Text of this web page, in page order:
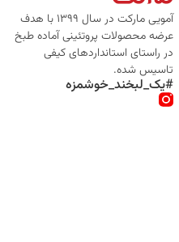
آمویی مارکت در سال 1399 با هدف
عرضه محصولات پروتئینی آماده طبخ
در راستای استانداردهای کیفی
تاسیس شده.
#یک_لبخند_خوشمزه